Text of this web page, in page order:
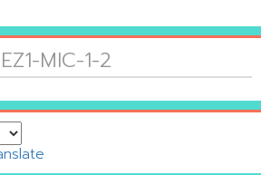
MIC-1-2